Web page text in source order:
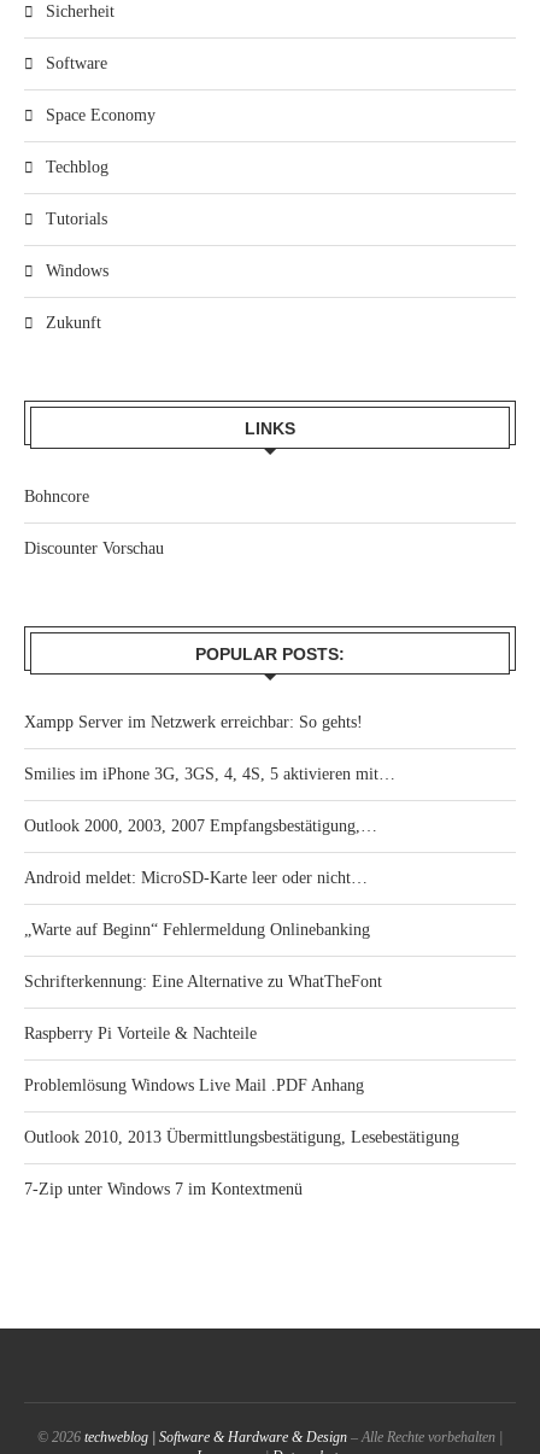
Sicherheit
Software
Space Economy
Techblog
Tutorials
Windows
Zukunft
LINKS
Bohncore
Discounter Vorschau
POPULAR POSTS:
Xampp Server im Netzwerk erreichbar: So gehts!
Smilies im iPhone 3G, 3GS, 4, 4S, 5 aktivieren mit…
Outlook 2000, 2003, 2007 Empfangsbestätigung,…
Android meldet: MicroSD-Karte leer oder nicht…
„Warte auf Beginn“ Fehlermeldung Onlinebanking
Schrifterkennung: Eine Alternative zu WhatTheFont
Raspberry Pi Vorteile & Nachteile
Problemlösung Windows Live Mail .PDF Anhang
Outlook 2010, 2013 Übermittlungsbestätigung, Lesebestätigung
7-Zip unter Windows 7 im Kontextmenü
© 2026 techweblog | Software & Hardware & Design – Alle Rechte vorbehalten |